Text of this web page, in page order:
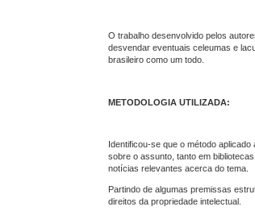
O trabalho desenvolvido pelos
desvendar eventuais celeumas e
brasileiro como um todo.
METODOLOGIA UTILIZADA:
Identificou-se que o método
sobre o assunto, tanto em
notícias relevantes acerca do tema.
Partindo de algumas premissas
direitos da propriedade intelectual.